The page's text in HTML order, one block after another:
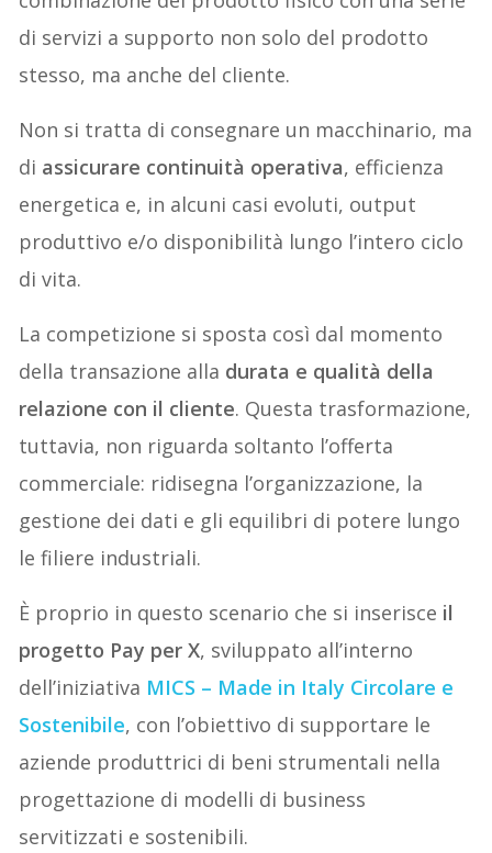
di servizi a supporto non solo del prodotto
stesso, ma anche del cliente.
Non si tratta di consegnare un macchinario, ma
di assicurare continuità operativa, efficienza
energetica e, in alcuni casi evoluti, output
produttivo e/o disponibilità lungo l’intero ciclo
di vita.
La competizione si sposta così dal momento
della transazione alla durata e qualità della
relazione con il cliente. Questa trasformazione,
tuttavia, non riguarda soltanto l’offerta
commerciale: ridisegna l’organizzazione, la
gestione dei dati e gli equilibri di potere lungo
le filiere industriali.
È proprio in questo scenario che si inserisce il
progetto Pay per X, sviluppato all’interno
dell’iniziativa MICS – Made in Italy Circolare e
Sostenibile, con l’obiettivo di supportare le
aziende produttrici di beni strumentali nella
progettazione di modelli di business
servitizzati e sostenibili.